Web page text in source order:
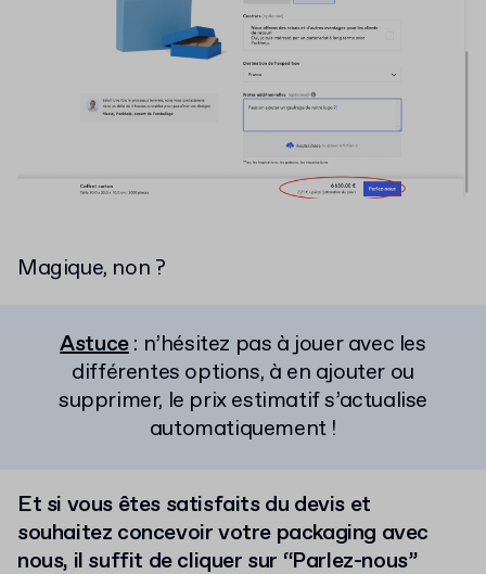
Magique, non ?
Astuce: n’hésitez pas à jouer avec les
différentes options, à en ajouter ou
supprimer, le prix estimatif s’actualise
automatiquement !
Et si vous êtes satisfaits du devis et
souhaitez concevoir votre packaging avec
nous, il suffit de cliquer sur “Parlez-nous”